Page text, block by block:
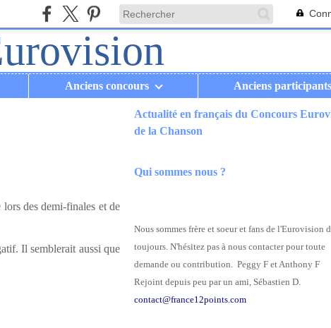
Anciens concours Anciens participants
lors des demi-finales et de
Il semblerait aussi que
Actualité en français du Concours
de la Chanson
Qui sommes nous ?
Nous sommes frère et soeur et fans de l'Eurovision
toujours. N'hésitez pas à nous contacter pour toute
demande ou contribution. Peggy F et Anthony F
Rejoint depuis peu par un ami, Sébastien D.
contact@france12points.com